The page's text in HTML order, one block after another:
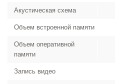
Акустическая схема
Объем встроенной памяти
Объем оперативной
памяти
Запись видео